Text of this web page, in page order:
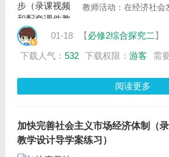
教师活动：在经济社会
聚强大正能量，也应实
标呢。这节课，我们将
费”及“实现精准脱贫和
题，一起来寻找答案
环节开展议学活动做好
01-18 【必修2综合探究二 】
下载人气： 532 下载权限： 游客 需
阅读更多
加快完善社会主义市场经济体制（
教学设计导学案练习）